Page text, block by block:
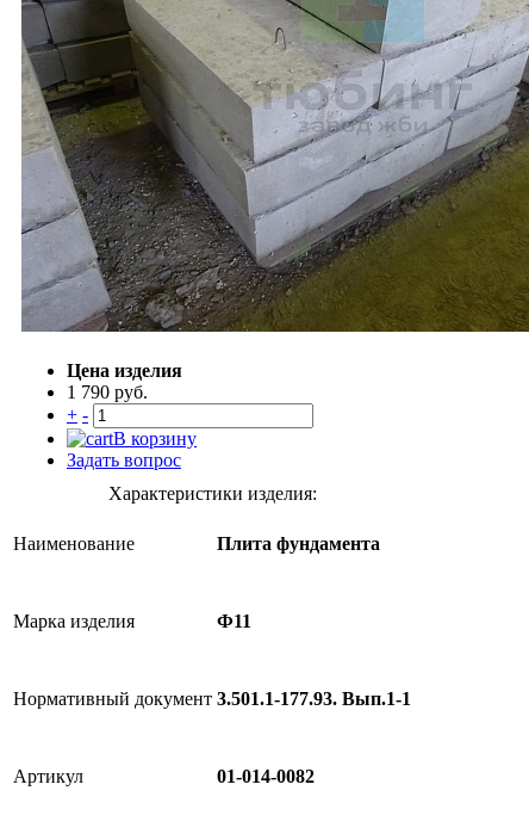
Цена изделия
1 790 руб.
+ -
В корзину
Задать вопрос
Характеристики изделия:
Наименование Плита фундамента
Марка изделия Ф11
Нормативный документ 3.501.1-177.93. Вып.1-1
Артикул 01-014-0082